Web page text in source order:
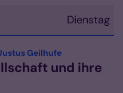
Dienstag
Geilhufe:
und ihre